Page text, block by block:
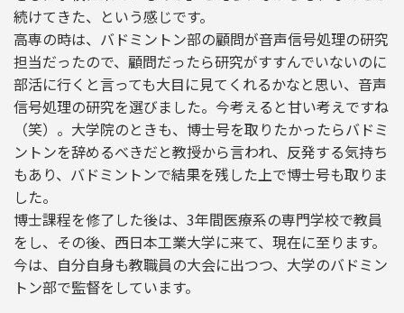
続けてきた、という感じです。
高専の時は、バドミントン部の顧問が音声信号処理の研究
担当だったので、顧問だったら研究がすすんでいないのに
部活に行くと言っても大目に見てくれるかなと思い、音声
信号処理の研究を選びました。今考えると甘い考えですね
（笑）。大学院のときも、博士号を取りたかったらバドミ
ントンを辞めるべきだと教授から言われ、反発する気持ち
もあり、バドミントンで結果を残した上で博士号も取りま
した。
博士課程を修了した後は、3年間医療系の専門学校で教員
をし、その後、西日本工業大学に来て、現在に至ります。
今は、自分自身も教職員の大会に出つつ、大学のバドミン
トン部で監督をしています。